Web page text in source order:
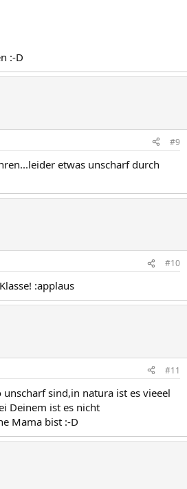
:-D
#9
etwas unscharf durch
#10
:applaus
#11
sind,in natura ist es vieeel
Deinem ist es nicht
Mama bist :-D